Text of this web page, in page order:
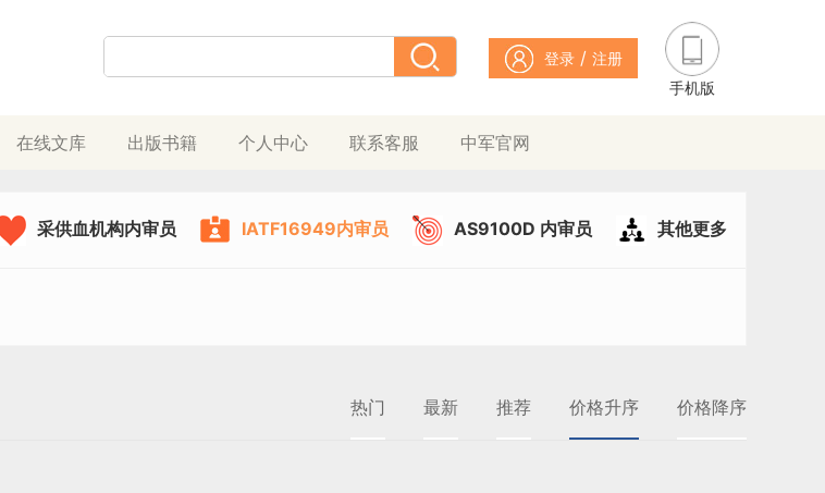
手机版
登录 / 注册
在线文库 出版书籍 个人中心 联系客服 中军官网
采供血机构内审员 IATF16949内审员 AS9100D 内审员 其他更多
热门 最新 推荐 价格升序 价格降序